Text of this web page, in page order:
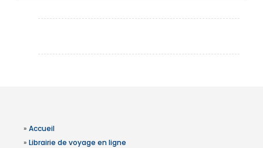
» Accueil
» Librairie de voyage en ligne